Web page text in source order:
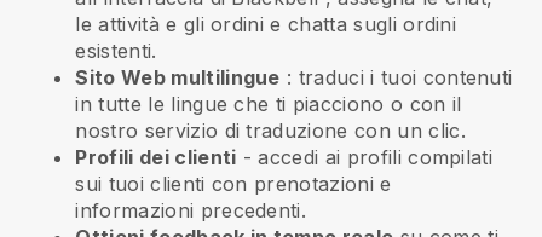
le attività e gli ordini e chatta sugli ordini
esistenti.
Sito Web multilingue : traduci i tuoi contenuti
in tutte le lingue che ti piacciono o con il
nostro servizio di traduzione con un clic.
Profili dei clienti - accedi ai profili compilati
sui tuoi clienti con prenotazioni e
informazioni precedenti.